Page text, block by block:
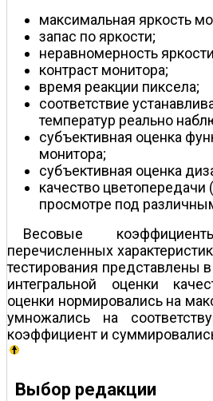
максимальная яркость
запас по яркости;
неравномерность
контраст монитора;
время реакции пиксела;
соответствие
температур реально
субъективная оценка
монитора;
субъективная оценка
качество цветопередачи
просмотре под
Весовые
перечисленных
тестирования представлены
интегральной оценки
оценки нормировались на
умножались на
коэффициент и
Выбор редакции